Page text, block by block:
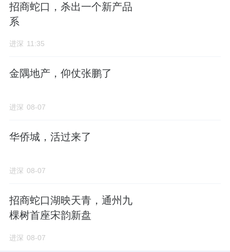
源在朝阳是公认的第一梯队。
学铁商医交+纯粹改善级产品力，太阳宸园一
作者：徐迪
招商蛇口，杀出一个新产品
系
进深 11:35
金隅地产，仰仗张鹏了
进深 08-07
华侨城，活过来了
进深 08-07
招商蛇口湖映天青，通州九
棵树首座宋韵新盘
进深 08-07